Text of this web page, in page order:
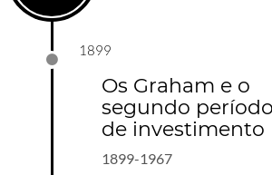
1899
Os Graham e o
segundo período
de investimento
1899-1967